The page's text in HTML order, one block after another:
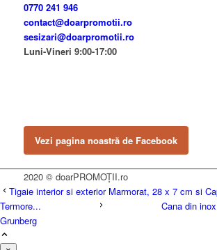
0770 241 946
contact@doarpromotii.ro
sesizari@doarpromotii.ro
Luni-Vineri 9:00-17:00
Vezi pagina noastră de Facebook
2020 © doarPROMOȚII.ro
Tigaie interior si exterior Marmorat, 28 x 7 cm si
Termore...
Cana din
Grunberg